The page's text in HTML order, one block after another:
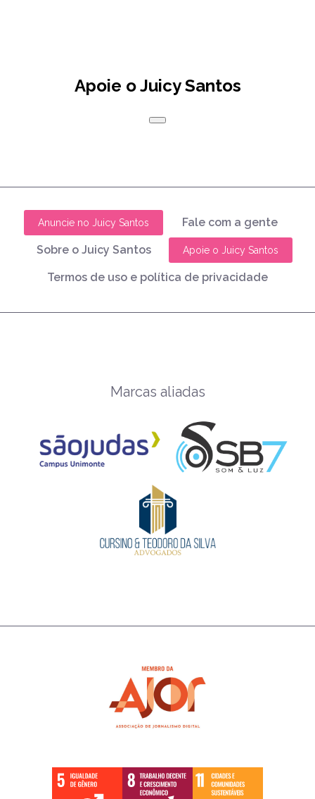
Apoie o Juicy Santos
Anuncie no Juicy Santos Fale com a gente
Sobre o Juicy Santos Apoie o Juicy Santos
Termos de uso e política de privacidade
Marcas aliadas